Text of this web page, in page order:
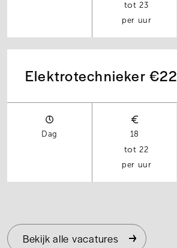
23
per uur
Elektrotechnieker €22
Dag
18
22
per uur
Bekijk alle vacatures